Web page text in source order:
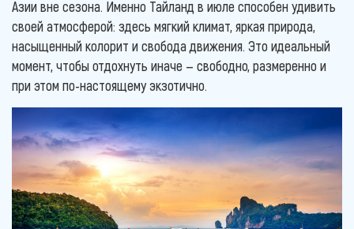
Азии вне сезона. Именно Тайланд в июле способен удивить
своей атмосферой: здесь мягкий климат, яркая природа,
насыщенный колорит и свобода движения. Это идеальный
момент, чтобы отдохнуть иначе — свободно, размеренно и
при этом по-настоящему экзотично.